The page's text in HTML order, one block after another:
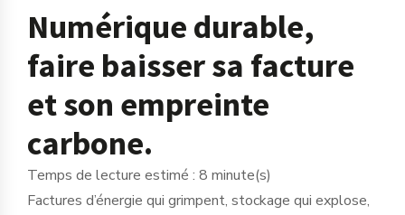
Numérique durable,
faire baisser sa facture
et son empreinte
carbone.
Temps de lecture estimé : 8 minute(s)
Factures d’énergie qui grimpent, stockage qui explose,